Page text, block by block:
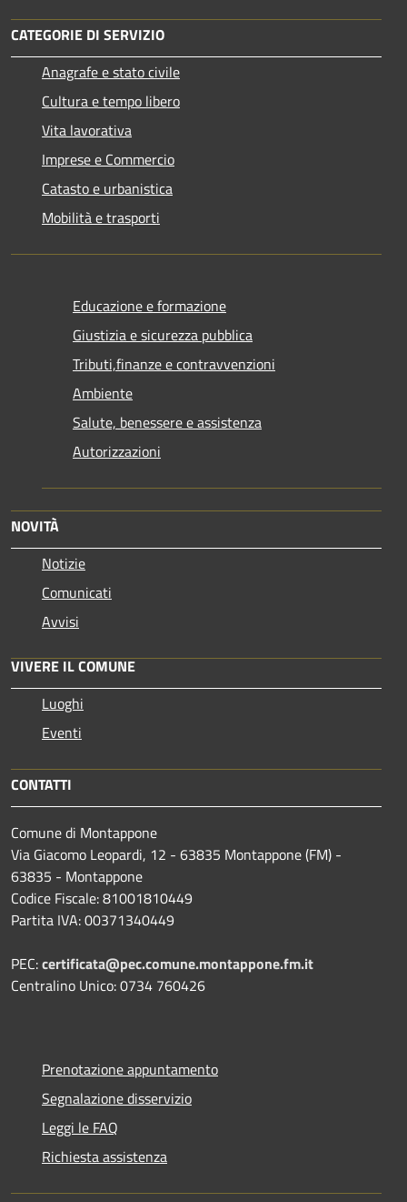
CATEGORIE DI SERVIZIO
Anagrafe e stato civile
Cultura e tempo libero
Vita lavorativa
Imprese e Commercio
Catasto e urbanistica
Mobilità e trasporti
Educazione e formazione
Giustizia e sicurezza pubblica
Tributi,finanze e contravvenzioni
Ambiente
Salute, benessere e assistenza
Autorizzazioni
NOVITÀ
Notizie
Comunicati
Avvisi
VIVERE IL COMUNE
Luoghi
Eventi
CONTATTI
Comune di Montappone
Via Giacomo Leopardi, 12 - 63835 Montappone (FM) -
63835 - Montappone
Codice Fiscale: 81001810449
Partita IVA: 00371340449
PEC:certificata@pec.comune.montappone.fm.it
Centralino Unico: 0734 760426
Prenotazione appuntamento
Segnalazione disservizio
Leggi le FAQ
Richiesta assistenza